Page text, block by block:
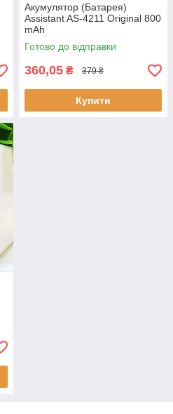
Акумулятор (Батарея)
Assistant AS-4211 Original 800
mAh
Готово до відправки
360,05 ₴ 379 ₴
Купити